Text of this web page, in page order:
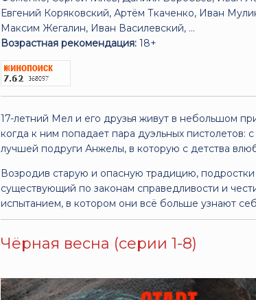
Евгений Коряковский, Артём Ткаченко, Иван
Максим Жегалин, Иван Василевский, ...
Возрастная рекомендация: 18+
17-летний Мел и его друзья живут в небольшом
когда к ним попадает пара дуэльных
лучшей подруги Анжелы, в которую с детства
Возродив старую и опасную традицию,
существующий по законам справедливости и
испытанием, в котором они всё больше узнают
Чёрная весна (серии 1-8)